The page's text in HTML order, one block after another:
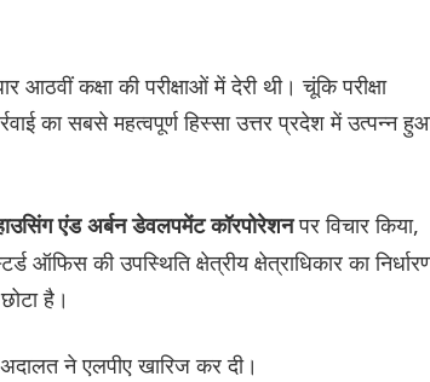
कक्षा की परीक्षाओं में देरी थी। चूंकि परीक्षा
का सबसे महत्वपूर्ण हिस्सा उत्तर प्रदेश में उत्पन्न
एंड अर्बन डेवलपमेंट कॉरपोरेशनपर विचार किया,
ऑफिस की उपस्थिति क्षेत्रीय क्षेत्राधिकार का
है।
ने एलपीए खारिज कर दी।